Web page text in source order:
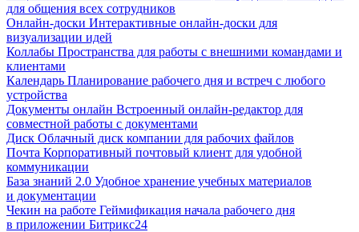
для общения всех сотрудников
Онлайн-доски Интерактивные онлайн-доски для
визуализации идей
Коллабы Пространства для работы с внешними командами и
клиентами
Календарь Планирование рабочего дня и встреч с любого
устройства
Документы онлайн Встроенный онлайн-редактор для
совместной работы с документами
Диск Облачный диск компании для рабочих файлов
Почта Корпоративный почтовый клиент для удобной
коммуникации
База знаний 2.0 Удобное хранение учебных материалов
и документации
Чекин на работе Геймификация начала рабочего дня
в приложении Битрикс24